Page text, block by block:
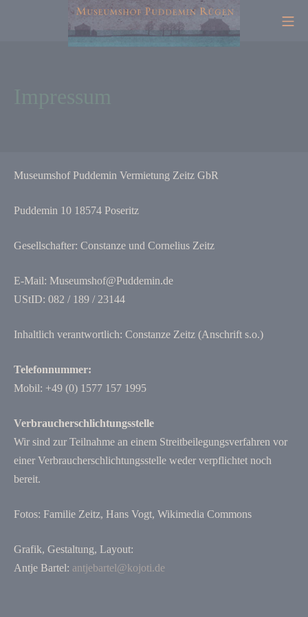
Museumshof Puddemin Vermietung Zeitz GbR
Puddemin 10 18574 Poseritz
Gesellschafter: Constanze und Cornelius Zeitz
E-Mail: Museumshof@Puddemin.de
UStID: 082 / 189 / 23144
Inhaltlich verantwortlich: Constanze Zeitz (Anschrift s.o.)
Telefonnummer:
Mobil: +49 (0) 1577 157 1995
Verbraucherschlichtungsstelle
Wir sind zur Teilnahme an einem Streitbeilegungsverfahren vor
einer Verbraucherschlichtungsstelle weder verpflichtet noch
bereit.
Fotos: Familie Zeitz, Hans Vogt, Wikimedia Commons
Grafik, Gestaltung, Layout:
Antje Bartel: antjebartel@kojoti.de